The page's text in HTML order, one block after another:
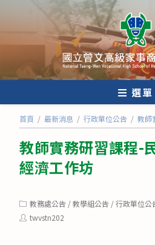
內
選單
首頁 / 最新消息 / 行政單位公告 / 教師
教師實務研習課程-
經濟工作坊
Post
category:
教務處公告 /教學組公告 /行政單位公
Posttwvstn202